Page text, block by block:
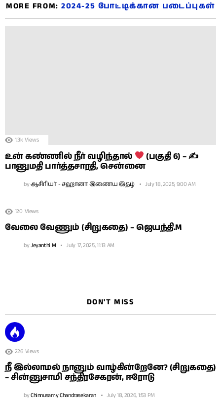
MORE FROM:2024-25 போட்டிக்கான படைப்புகள்
1.3k Views
உன் கண்ணில் நீர் வழிந்தால்
(பகுதி 6) – ✍
பானுமதி பார்த்தசாரதி, சென்னை
byஆசிரியர் - சஹானா இணைய இதழ் July 18, 2025, 9:00 AM
120 Views
வேலை வேணும் (சிறுகதை) – ஜெயந்தி.M
byJeyanthi M July 17, 2025, 11:13 AM
DON'T MISS
226 Views
நீ இல்லாமல் நானும் வாழ்கின்றேனே? (சிறுகதை)
– சின்னுசாமி சந்திரசேகரன், ஈரோடு
byChinnusamy Chandrasekaran July 18, 2026, 1:53 PM